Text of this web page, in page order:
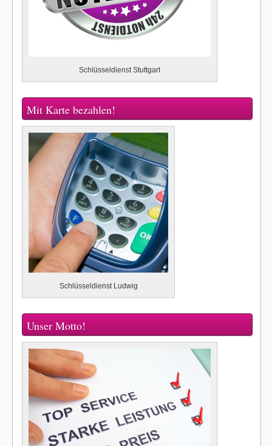
Schlüsseldienst Stuttgart
Mit Karte bezahlen!
Schlüsseldienst Ludwig
Unser Motto!